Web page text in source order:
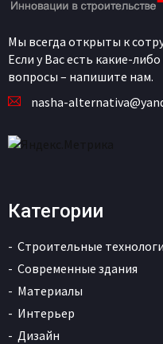
Мы всегда открыты к
Если у Вас есть какие-
вопросы – напишите нам.
nasha-
Категории
Строительные
Современные здания
Материалы
Интерьер
Дизайн